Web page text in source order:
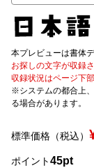
セット or 単
文字種類
本プレビューは書体
お探しの文字が収録
収録状況はページ下
※システムの都合上
る場合があります。
標準価格（税込）
ポイント45pt